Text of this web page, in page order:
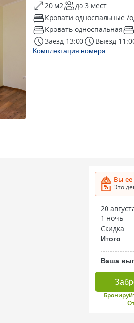
20 м2
до 3 мест
Кровати односпальные /
Кровать односпальная
Заезд 13:00
Выезд
Комплектация номера
Вы
Это
20
1 ночь
Скидка
Итого
Ваша